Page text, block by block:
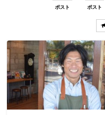
ポスト ポスト